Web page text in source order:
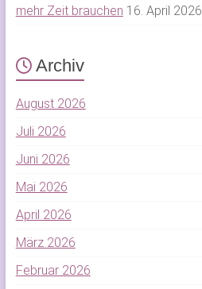
mehr Zeit brauchen 16. April 2026
Archiv
August 2026
Juli 2026
Juni 2026
Mai 2026
April 2026
März 2026
Februar 2026